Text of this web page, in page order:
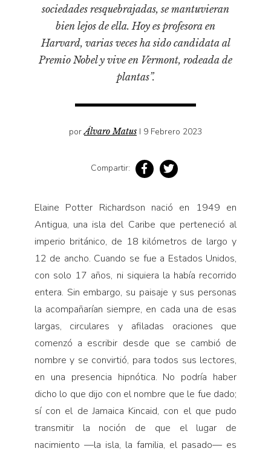
Vidas paralelas
Voces y lecturas
sociedades resquebrajadas, se mantuvieran
bien lejos de ella. Hoy es profesora en
Harvard, varias veces ha sido candidata al
Premio Nobel y vive en Vermont, rodeada de
plantas”.
porÁlvaro Matus I 9 Febrero 2023
Compartir:
Elaine Potter Richardson nació en 1949 en
Antigua, una isla del Caribe que perteneció al
imperio británico, de 18 kilómetros de largo y
12 de ancho. Cuando se fue a Estados Unidos,
con solo 17 años, ni siquiera la había recorrido
entera. Sin embargo, su paisaje y sus personas
la acompañarían siempre, en cada una de esas
largas, circulares y afiladas oraciones que
comenzó a escribir desde que se cambió de
nombre y se convirtió, para todos sus lectores,
en una presencia hipnótica. No podría haber
dicho lo que dijo con el nombre que le fue dado;
sí con el de Jamaica Kincaid, con el que pudo
transmitir la noción de que el lugar de
nacimiento —la isla, la familia, el pasado— es